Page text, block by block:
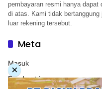
pembayaran resmi hanya
di atas. Kami tidak
luar rekening tersebut.
Meta
Masuk
Feed entri
×